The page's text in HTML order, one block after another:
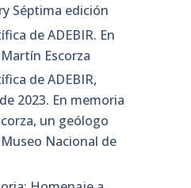
Séptima edición
de ADEBIR. En
Escorza
de ADEBIR,
2023. En memoria
un geólogo
Nacional de